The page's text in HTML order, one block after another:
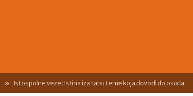
Istospolne veze: Istina iza tabu teme koja dovodi do osuda